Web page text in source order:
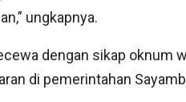
ungkapnya.
dengan sikap oknum
di pemerintahan